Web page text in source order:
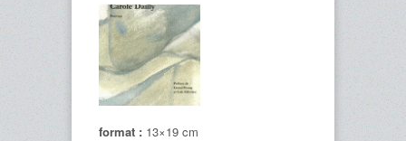
format : 13×19 cm